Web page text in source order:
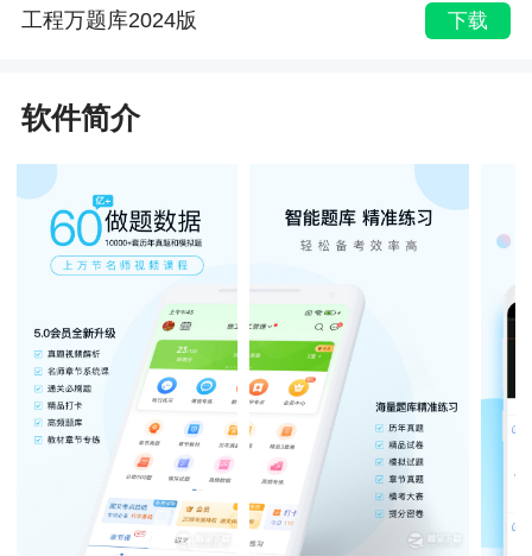
工程万题库2024版 下载
软件简介